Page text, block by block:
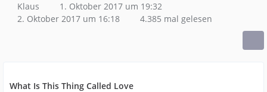
Klaus
1. Oktober 2017 um 19:32
2. Oktober 2017 um 16:18
4.385 mal gelesen
What Is This Thing Called Love